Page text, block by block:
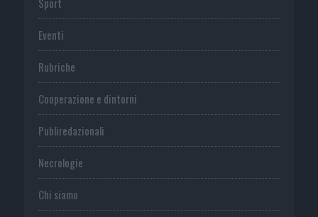
Eventi
Rubriche
Cooperazione e dintorni
Publiredazionali
Necrologie
Chi siamo